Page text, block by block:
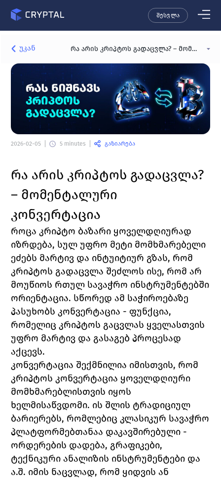
შესვლა
უკან რა არის კრიპტოს გადაცვლა? – მომენტალური კონვერტაცია
2026-02-05 5 minutes გაზიარება
რა არის კრიპტოს გადაცვლა?
– მომენტალური
კონვერტაცია
როცა კრიპტო ბაზარი ყოველდღიურად
იზრდება, სულ უფრო მეტი მომხმარებელი
ეძებს მარტივ და ინტუიტიურ გზას, რომ
კრიპტოს გადაცვლა შეძლოს ისე, რომ არ
მოუწიოს რთულ სავაჭრო ინსტრუმენტებში
ორიენტაცია. სწორედ ამ საჭიროებაზე
პასუხობს კონვერტაცია - ფუნქცია,
რომელიც კრიპტოს გაცვლას ყველასთვის
უფრო მარტივ და გასაგებ პროცესად
აქცევს.
კონვერტაცია შექმნილია იმისთვის, რომ
კრიპტოს კონვერტაცია ყოველდღიური
მომხმარებლისთვის იყოს
ხელმისაწვდომი. ის შლის ტრადიციულ
ბარიერებს, რომლებიც კლასიკურ სავაჭრო
პლატფორმებთანაა დაკავშირებული -
ორდერების დადება, გრაფიკები,
ტექნიკური ანალიზის ინსტრუმენტები და
ა.შ. იმის ნაცვლად, რომ ყიდვის ან